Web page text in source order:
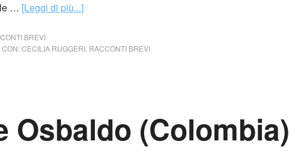
… [Leggi di più...]
BREVI
CON:CECILIA RUGGERI RACCONTI BREVI
Osbaldo (Colombia)